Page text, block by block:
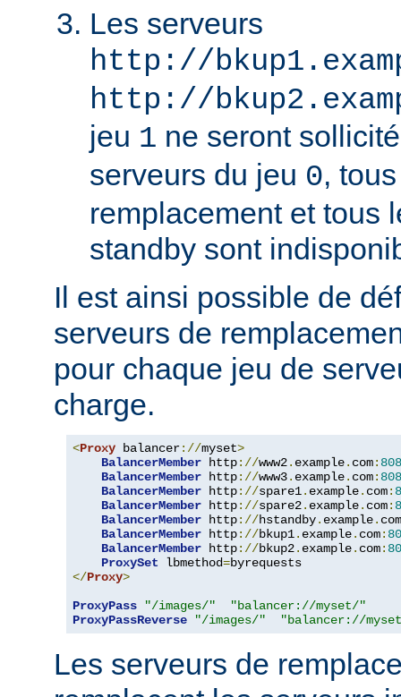
Les serveurs
http://
http://
jeu 1 ne seront
serveurs du jeu 0,
remplacement et tous
standby sont
Il est ainsi possible de
serveurs de
pour chaque jeu de
charge.
<Proxy balancer://myset>
BalancerMember http://www2. example. com:
BalancerMember http://www3. example. com:
BalancerMember http://spare1. example. com:
BalancerMember http://spare2. example. com:
BalancerMember http://hstandby. example. com
BalancerMember http://bkup1. example. com:
BalancerMember http://bkup2. example. com:
ProxySet lbmethod=
</Proxy>
ProxyPass
"/images/"
"balancer://myset/"
ProxyPassReverse
"/images/" "balancer://
Les serveurs de